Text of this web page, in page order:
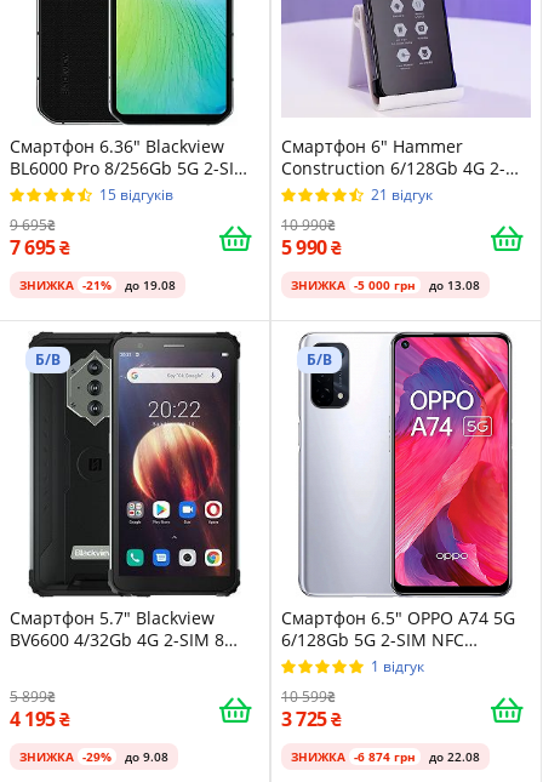
Смартфон 6.36" Blackview
BL6000 Pro 8/256Gb 5G 2-SIM
NFC 48/16Мп 8 ядер Mist
15 відгуків
9 695
7 695
ЗНИЖКА -21% до 19.08
Смартфон 6" Hammer
Construction 6/128Gb 4G 2-
SIM NFC 16/8Мп 8 ядер
Android 12 Сріблястий
21 відгук
10 990
5 990
ЗНИЖКА -5 000 грн до 13.08
Б/В
Смартфон 5.7" Blackview
BV6600 4/32Gb 4G 2-SIM 8
5 899
4 195
ЗНИЖКА -29% до 9.08
Б/В
Смартфон 6.5" OPPO A74 5G
6/128Gb 5G 2-SIM NFC
48/16Мп 8 ядер Android 13
1 відгук
10 599
3 725
ЗНИЖКА -6 874 грн до 22.08